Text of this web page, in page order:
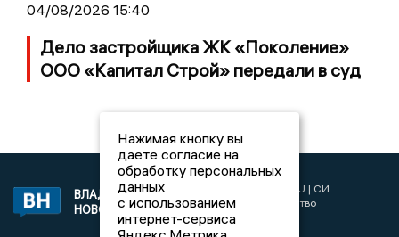
04/08/2026 15:40
Дело застройщика ЖК «Поколение»
ООО «Капитал Строй» передали в суд
ВЛАДИМИРСКИЕ
НОВОСТИ
2017 © NEWSVLADIMIR.RU | СИ
«Информационное агентство
Владимирские новости»
Нажимая кнопку вы
даете согласие на
обработку персональных
данных
с использованием
интернет-сервиса